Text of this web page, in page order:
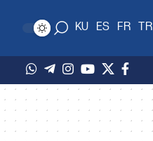
TR
FR
ES
KU